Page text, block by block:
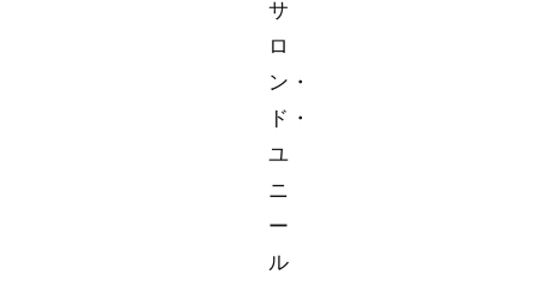
サ
ロ
ン・
ド・
ユ
ニ
ー
ル